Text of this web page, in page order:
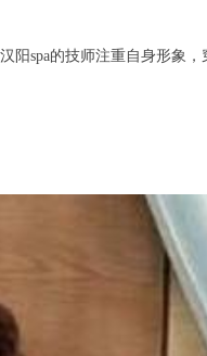
的技师注重自身形象